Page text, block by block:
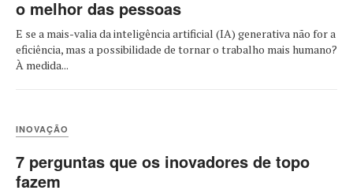
o melhor das pessoas
E se a mais-valia da inteligência artificial (IA) generativa não for a
eficiência, mas a possibilidade de tornar o trabalho mais humano?
À medida...
INOVAÇÃO
7 perguntas que os inovadores de topo
fazem